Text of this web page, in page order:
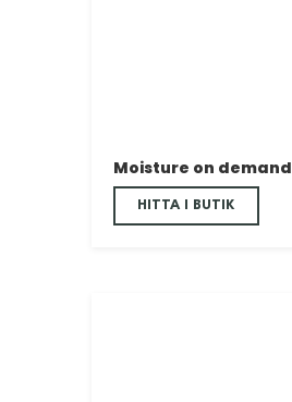
Moisture on demand
HITTA I BUTIK